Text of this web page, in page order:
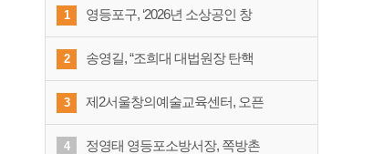
1 영등포구, ‘2026년 소상공인 창
2 송영길, “조희대 대법원장 탄핵
3 제2서울창의예술교육센터, 오픈
4 정영태 영등포소방서장, 쪽방촌